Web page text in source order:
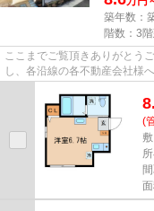
築年数：
階数：3
ここまでご覧頂きありがとう
し、各沿線の各不動産会社様
(